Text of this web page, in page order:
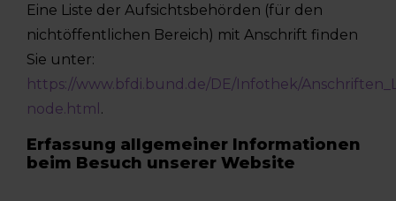
Eine Liste der Aufsichtsbehörden (für den
nichtöffentlichen Bereich) mit Anschrift finden
Sie unter:
https://www.bfdi.bund.de/DE/Infothek/
node.html .
Erfassung allgemeiner Informationen
beim Besuch unserer Website